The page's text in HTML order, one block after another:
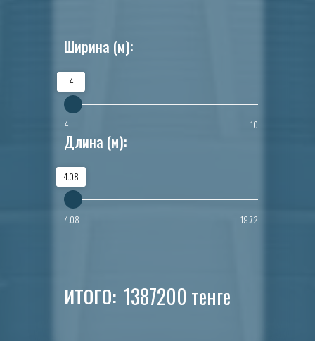
Ширина (м):
4
4 10
Длина (м):
4.08
4.08 19.72
ИТОГО: 1387200 тенге